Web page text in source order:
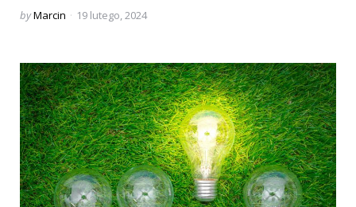
Posted
byMarcin 19 lutego, 2024